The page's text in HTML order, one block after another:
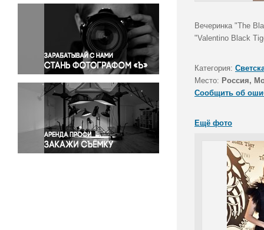
Окружающая среда
Политика
Правосудие
Происшествия и конфликты
Религия
Светская жизнь
Спорт
Экология
Экономика и бизнес
Вечеринка "The
"Valentino Black
Категория:
Место: Россия,
Сообщить об
Ещё фото